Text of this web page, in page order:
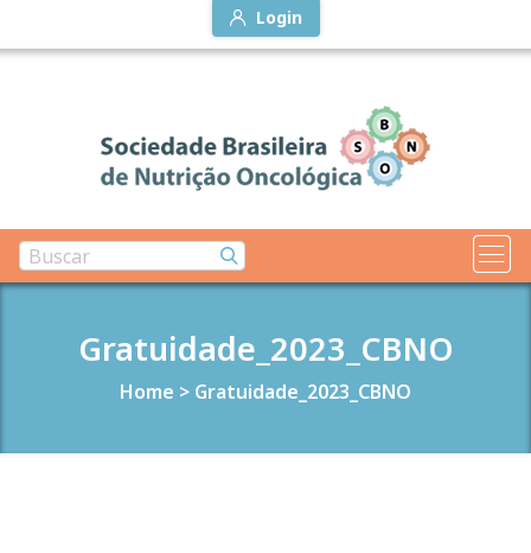
Login
Gratuidade_2023_CBNO
Home > Gratuidade_2023_CBNO